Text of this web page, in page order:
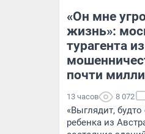
«Он мне
жизнь»:
турагента
почти
13 часов 8 072
«Выглядит, будто
ребенка из